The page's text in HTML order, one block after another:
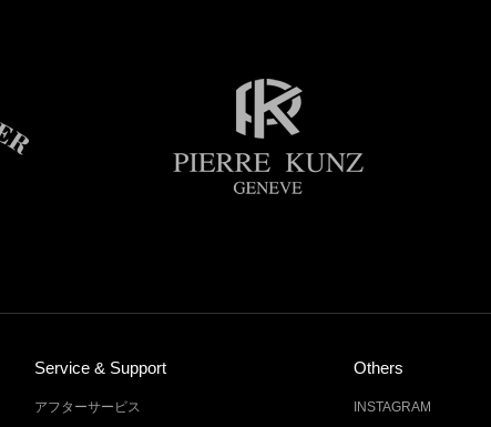
Service & Support
アフターサービス
Others
INSTAGRAM